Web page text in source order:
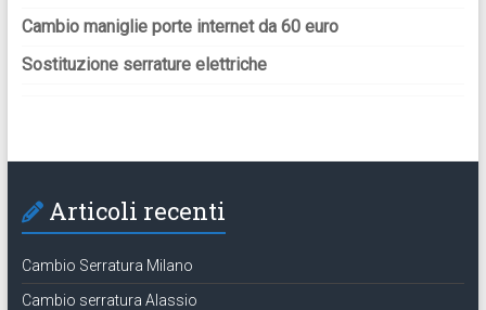
Cambio maniglie porte internet da 60 euro
Sostituzione serrature elettriche
Articoli recenti
Cambio Serratura Milano
Cambio serratura Alassio